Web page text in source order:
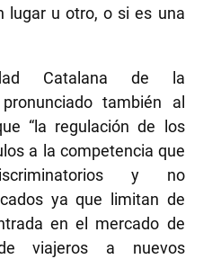
lugar u otro, o si es una
Catalana de la
también al
“la regulación de los
a la competencia que
y no
ya que limitan de
en el mercado de
viajeros a nuevos